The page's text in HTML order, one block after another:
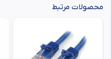
محصولات مرتبط